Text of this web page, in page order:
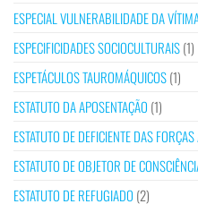
ESPECIAL VULNERABILIDADE DA
ESPECIFICIDADES SOCIOCULTURAIS(1)
ESPETÁCULOS TAUROMÁQUICOS(1)
ESTATUTO DA APOSENTAÇÃO (1)
ESTATUTO DE DEFICIENTE DAS
ESTATUTO DE OBJETOR DE
ESTATUTO DE REFUGIADO (2)